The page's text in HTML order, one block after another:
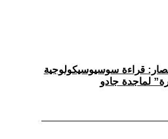
قراءة سوسيوسيكولوجية
لماجدة جادو